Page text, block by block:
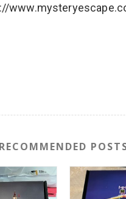
RECOMMENDED